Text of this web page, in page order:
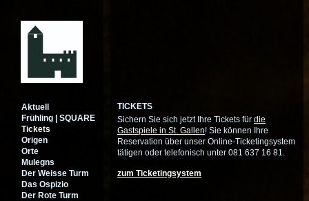
Aktuell
Frühling | SQUARE
Tickets
Origen
Orte
Mulegns
Der Weisse Turm
Das Ospizio
Der Rote Turm
TICKETS
Sichern Sie sich jetzt Ihre Tickets für die
Gastspiele in St. Gallen! Sie können Ihre
Reservation über unser Online-Ticketingsystem
tätigen oder telefonisch unter 081 637 16 81.
zum Ticketingsystem